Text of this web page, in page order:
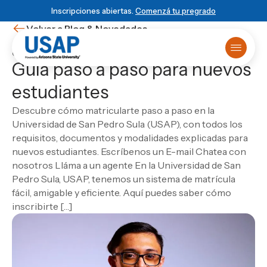
Inscripciones abiertas. Comenzá tu pregrado
Oferta académica
Primer ingreso
Sobre USAP
Powered by ASU
Blog & Novedades
Matricula virtual
Campus Virtual
Biblioteca
USAP Plus
Matricularme Ahora
ESCUELA
Escuela de Ciencias Informáticas
Escuela de Ciencias de la Administración y los
Negocios
Escuela de Ciencias Industriales
Escuela de Mercadotecnia
Escuela de Turismo y Lenguas Extranjeras
Escuela de Ciencias Agronómicas
¿Ya sabés que estudiar?
Matrículas online
Primer Ingreso
Traslado universitario
Reuniones informativas
Test de orientación
Solicitá más información
HISTORIA USAP
Historia de USAP
Educación STEM
Liderazgo y normas
Cátedra Rafael Heliodoro Valle
DUX Escuela de Negocios y Gobierno en
Honduras
VIDA USAP
Vida estudiantil
Calendario académico
Consultorio jurídico
POWERED BY ASU
Arizona State University
Programa 4+1
Vinculación Externa
Empezálocal , graduate
global
Conocé el programa 4+1
BLOG & NOVEDADES
Blog
Noticias
Eventos
Novedades
Ver todas las entradas
Novedad
Las carreras más visionarias
Leer artículo
Volver a Blog & Novedades
¿Cómo inscribirse en USAP?
Guía paso a paso para nuevos
estudiantes
Descubre cómo matricularte paso a paso en la
Universidad de San Pedro Sula (USAP), con todos los
requisitos, documentos y modalidades explicadas para
nuevos estudiantes. Escríbenos un E-mail Chatea con
nosotros Lláma a un agente En la Universidad de San
Pedro Sula, USAP, tenemos un sistema de matrícula
fácil, amigable y eficiente. Aquí puedes saber cómo
inscribirte […]